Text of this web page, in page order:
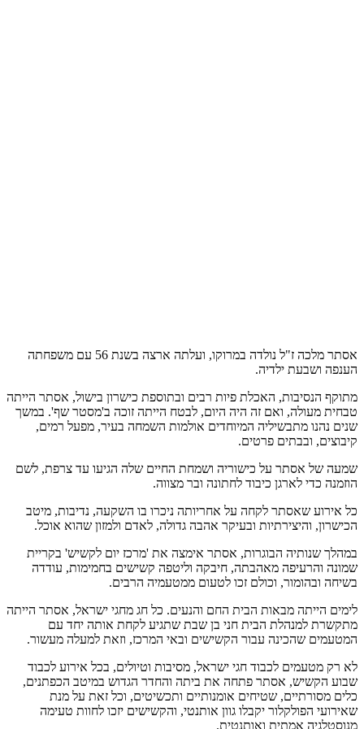
אסתר מלכה ז"ל נולדה במרוקו, ועלתה ארצה בשנת 56 עם משפחתה
הענפה ושבעת ילדיה.
מתוקף הנסיבות, האכלת פיות רבים ובתוספת כישרון בישול, אסתר הייתה
טבחית מעולה, ואם זה היה היום, לבטח הייתה זוכה ב'מסטר שף'. במשך
שנים נהנו מתבשיליה המיוחדים אולמות השמחה בעיר, מפעל רמים,
קיבוצים, ובבתים פרטים.
שמעה של אסתר על כישוריה ושמחת החיים שלה הגיעו עד צרפת, לשם
הוזמנה כדי לארגן כיבוד לחתונה ובר מצווה.
כל אירוע שאסתר לקחה על אחריותה ניכרו בו השקעה, נדיבות, מיטב
הכישרון, והיצירתיות ובעיקר אהבה גדולה, לאדם ולמזון שהוא אוכל.
במהלך שנותיה הבוגרות, אסתר אימצה את 'מרכז יום לקשיש' בקריית
שמונה והרעיפה מאהבתה, חיבקה וליטפה קשישים בחמימות, עודדה
בשיחה ובהומור, וכולם זכו לטעום ממטעמיה הרבים.
לימים הייתה מבאות הבית החם והנעים. כל חג מחגי ישראל, אסתר הייתה
מתקשרת למנהלת הבית חני בן שבת שתגיע לקחת אותה יחד עם
המטעמים שהכינה עבור הקשישים ובאי המרכז, וזאת למעלה מעשור.
לא רק מטעמים לכבוד חגי ישראל, מסיבות וטיולים, בכל אירוע לכבוד
שבוע הקשיש, אסתר פתחה את ביתה והחדר הגדוש במיטב הכפתנים,
כלים מסורתיים, שטיחים אומנותיים ותכשיטים, וכל זאת על מנת
שאירועי הפולקלור יקבלו גוון אותנטי, והקשישים יזכו לחוות טעימה
מנוסטלגיה אמתית ואותנטית.